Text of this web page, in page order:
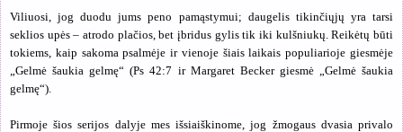
Viliuosi, jog duodu jums peno pamąstymui; daugelis tikinčiųjų yra tarsi
seklios upės – atrodo plačios, bet įbridus gylis tik iki kulšniukų. Reikėtų būti
tokiems, kaip sakoma psalmėje ir vienoje šiais laikais populiarioje giesmėje
„Gelmė šaukia gelmę“ (Ps 42:7 ir Margaret Becker giesmė „Gelmė šaukia
gelmę“).
Pirmoje šios serijos dalyje mes išsiaiškinome, jog žmogaus dvasia privalo